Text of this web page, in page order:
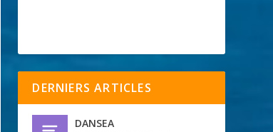
DERNIERS ARTICLES
DANSEA